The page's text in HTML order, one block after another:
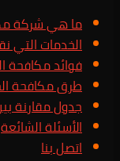
ما هي شركة
الخدمات التي
فوائد مكافحة
طرق مكافحة
جدول مقارنة
الأسئلة الشائعة
اتصل بنا